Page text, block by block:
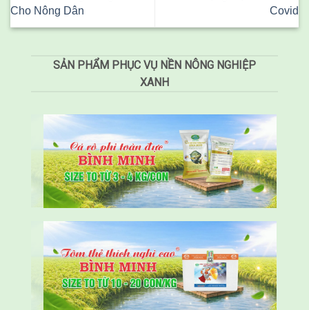
Cho Nông Dân
Covid
SẢN PHẨM PHỤC VỤ NỀN NÔNG NGHIỆP
XANH